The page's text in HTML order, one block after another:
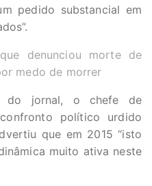
pedido substancial em
denunciou morte de
medo de morrer
do jornal, o chefe de
político urdido
que em 2015 “isto
muito ativa neste